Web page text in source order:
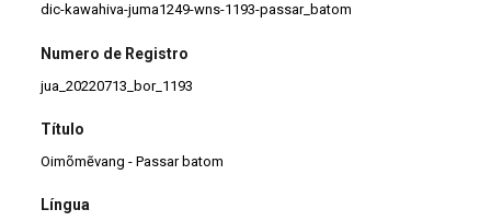
dic-kawahiva-juma1249-wns-1193-passar_batom
Numero de Registro
jua_20220713_bor_1193
Título
Oimõmẽvang - Passar batom
Língua